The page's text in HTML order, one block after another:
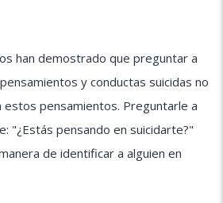
han demostrado que preguntar a
y conductas suicidas no
estos pensamientos. Preguntarle a
"¿Estás pensando en suicidarte?"
de identificar a alguien en